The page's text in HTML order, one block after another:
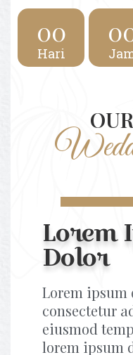
00
Hari
Lorem
Dolor
Lorem ipsum
consectetur
eiusmod
lorem ipsum